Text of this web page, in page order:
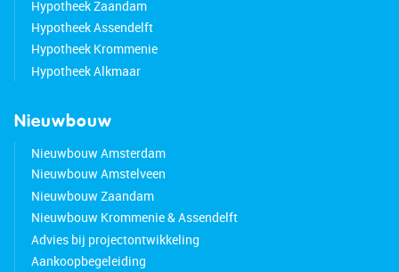
• Equipped with plastic window frames
• Underfloor heating and cooling throughout the
apartment
• Shops and restaurants just around the corner
• Major highways easily accessible
• Energy label: A+++
• Property subject to a ground lease
Hypotheek Zaandam
Hypotheek Assendelft
Hypotheek Krommenie
Hypotheek Alkmaar
Nieuwbouw
Nieuwbouw Amsterdam
Nieuwbouw Amstelveen
Nieuwbouw Zaandam
Nieuwbouw Krommenie & Assendelft
Advies bij projectontwikkeling
Aankoopbegeleiding